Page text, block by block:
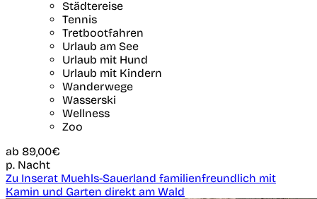
Städtereise
Tennis
Tretbootfahren
Urlaub am See
Urlaub mit Hund
Urlaub mit Kindern
Wanderwege
Wasserski
Wellness
Zoo
ab 89,00€
p. Nacht
Zu Inserat Muehls-Sauerland familienfreundlich mit
Kamin und Garten direkt am Wald